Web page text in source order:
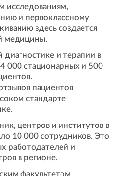
исследованиям,
и первоклассному
здесь создается
медицины.
и терапии в
000 стационарных и 500
пациентов
стандарте
центров и институтов в
10 000 сотрудников. Это
работодателей и
в регионе.
факультетом